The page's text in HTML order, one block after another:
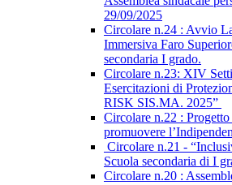
29/09/2025
Circolare n.24 : Avvio
Immersiva Faro
secondaria I grado.
Circolare n.23: XIV
Esercitazioni di
RISK SIS.MA. 2025”
Circolare n.22 :
promuovere
Circolare n.21 -
Scuola secondaria di I
Circolare n.20 :